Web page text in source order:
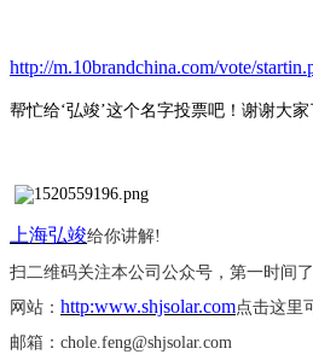
http://m.10brandchina.com/vote/
帮忙给‘弘竣’这个名字投票吧！谢谢大家
上海弘竣给你讲解!
扫二维码关注本公司公众号，第一时间了
网站： http:www.shjsolar.com点击这里
邮箱： chole.feng@shjsolar.com